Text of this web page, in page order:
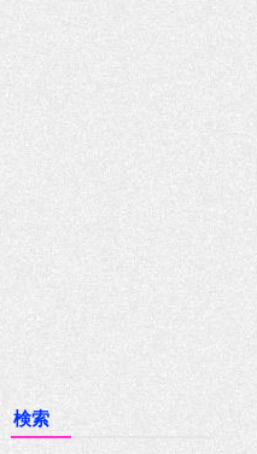
検索